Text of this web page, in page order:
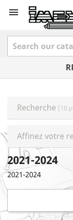

Recherche (10
Affinez votre
2021-2024
2021-2024